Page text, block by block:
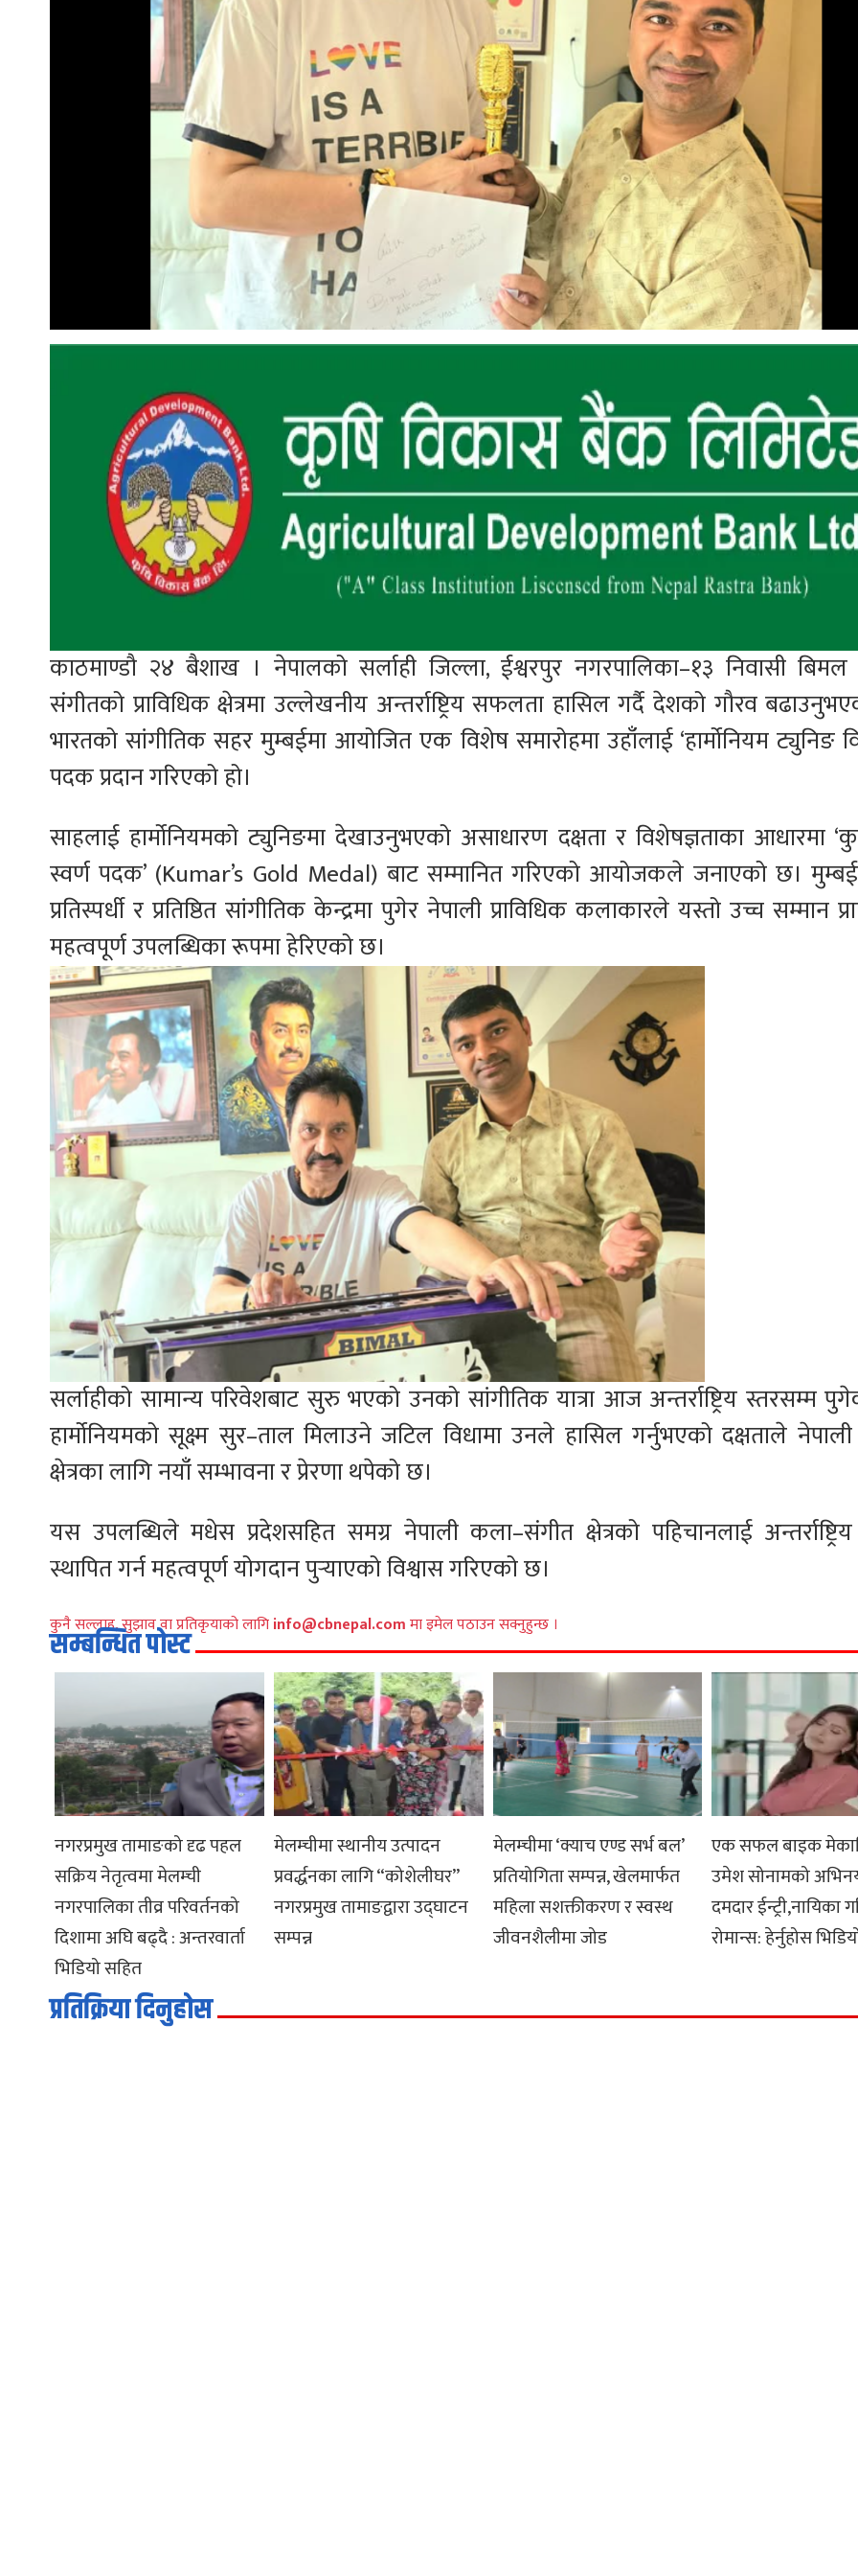
काठमाण्डौ २४ बैशाख । नेपालको सर्लाही जिल्ला, ईश्वरपुर नगरपालिका–१३ निवासी
संगीतको प्राविधिक क्षेत्रमा उल्लेखनीय अन्तर्राष्ट्रिय सफलता हासिल गर्दै देशको गौरव
भारतको सांगीतिक सहर मुम्बईमा आयोजित एक विशेष समारोहमा उहाँलाई ‘हार्मोनियम ट्युनिङ
पदक प्रदान गरिएको हो।
साहलाई हार्मोनियमको ट्युनिङमा देखाउनुभएको असाधारण दक्षता र विशेषज्ञताका आधारमा
स्वर्ण पदक’ (Kumar’s Gold Medal) बाट सम्मानित गरिएको आयोजकले जनाएको छ।
प्रतिस्पर्धी र प्रतिष्ठित सांगीतिक केन्द्रमा पुगेर नेपाली प्राविधिक कलाकारले यस्तो उच्च सम्मान
महत्वपूर्ण उपलब्धिका रूपमा हेरिएको छ।
सर्लाहीको सामान्य परिवेशबाट सुरु भएको उनको सांगीतिक यात्रा आज अन्तर्राष्ट्रिय स्तरसम्म
हार्मोनियमको सूक्ष्म सुर–ताल मिलाउने जटिल विधामा उनले हासिल गर्नुभएको दक्षताले
क्षेत्रका लागि नयाँ सम्भावना र प्रेरणा थपेको छ।
यस उपलब्धिले मधेस प्रदेशसहित समग्र नेपाली कला–संगीत क्षेत्रको पहिचानलाई अन्तर्राष्ट्रिय
स्थापित गर्न महत्वपूर्ण योगदान पुर्‍याएको विश्वास गरिएको छ।
कुनै सल्लाह, सुझाव वा प्रतिकृयाको लागिinfo@cbnepal.comमा इमेल पठाउन सक्नुहुन्छ ।
सम्बन्धित पोस्ट
नगरप्रमुख तामाङको दृढ पहल
सक्रिय नेतृत्वमा मेलम्ची
नगरपालिका तीव्र परिवर्तनको
दिशामा अघि बढ्दै : अन्तरवार्ता
भिडियो सहित
मेलम्चीमा स्थानीय उत्पादन
प्रवर्द्धनका लागि “कोशेलीघर”
नगरप्रमुख तामाङद्वारा उद्घाटन
सम्पन्न
मेलम्चीमा ‘क्याच एण्ड सर्भ बल’
प्रतियोगिता सम्पन्न, खेलमार्फत
महिला सशक्तीकरण र स्वस्थ
जीवनशैलीमा जोड
एक सफल बाइक
उमेश सोनामको अभिनय
दमदार ईन्ट्री,नायिका
रोमान्स: हेर्नुहोस
प्रतिक्रिया दिनुहोस